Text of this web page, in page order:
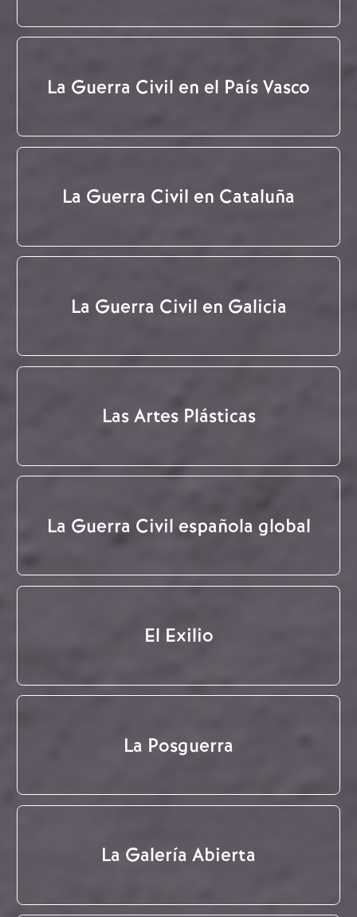
La Guerra Civil en el País Vasco
La Guerra Civil en Cataluña
La Guerra Civil en Galicia
Las Artes Plásticas
La Guerra Civil española global
El Exilio
La Posguerra
La Galería Abierta